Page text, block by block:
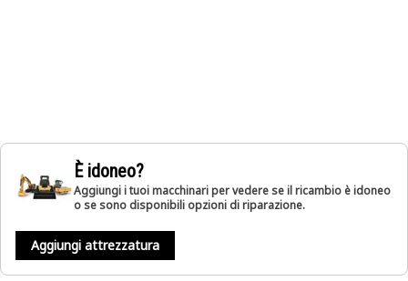
È idoneo?
Aggiungi i tuoi macchinari per vedere se il ricambio è idoneo
o se sono disponibili opzioni di riparazione.
Aggiungi attrezzatura